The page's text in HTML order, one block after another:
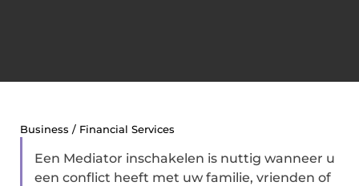
Business / Financial Services
Een Mediator inschakelen is nuttig wanneer u
een conflict heeft met uw familie, vrienden of